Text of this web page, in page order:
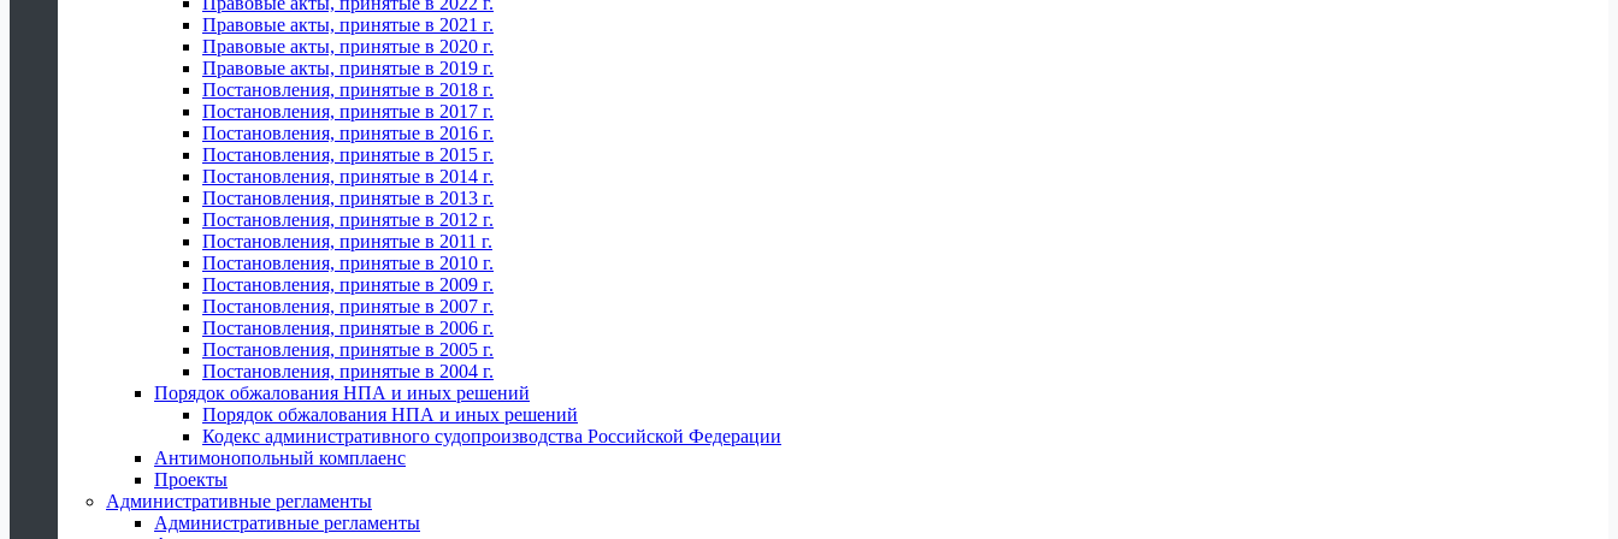
Правовые акты, принятые в 2021 г.
Правовые акты, принятые в 2020 г.
Правовые акты, принятые в 2019 г.
Постановления, принятые в 2018 г.
Постановления, принятые в 2017 г.
Постановления, принятые в 2016 г.
Постановления, принятые в 2015 г.
Постановления, принятые в 2014 г.
Постановления, принятые в 2013 г.
Постановления, принятые в 2012 г.
Постановления, принятые в 2011 г.
Постановления, принятые в 2010 г.
Постановления, принятые в 2009 г.
Постановления, принятые в 2007 г.
Постановления, принятые в 2006 г.
Постановления, принятые в 2005 г.
Постановления, принятые в 2004 г.
Порядок обжалования НПА и иных решений
Порядок обжалования НПА и иных решений
Кодекс административного судопроизводства Российской Федерации
Антимонопольный комплаенс
Проекты
Административные регламенты
Административные регламенты